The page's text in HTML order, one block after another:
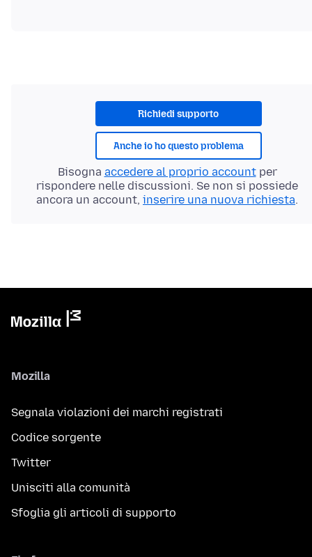
Richiedi supporto
Anche io ho questo problema
Bisogna accedere al proprio accountper
rispondere nelle discussioni. Se non si possiede
ancora un account, inserire una nuova richiesta.
Mozilla
Segnala violazioni dei marchi registrati
Codice sorgente
Twitter
Unisciti alla comunità
Sfoglia gli articoli di supporto